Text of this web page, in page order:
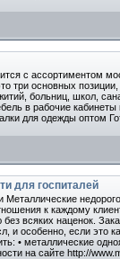
с ассортиментом
три основных
больниц, школ,
в рабочие кабинеты
для одежды оптом
для госпиталей
к каждому
всяких наценок.
и особенно, если это
• металлические
на сайте http://